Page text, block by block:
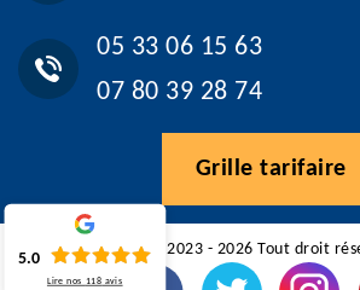
05 33 06 15 63
07 80 39 28 74
Grille tarifaire
©2023 - 2026 Tout droit
5.0
Lire nos 118 avis